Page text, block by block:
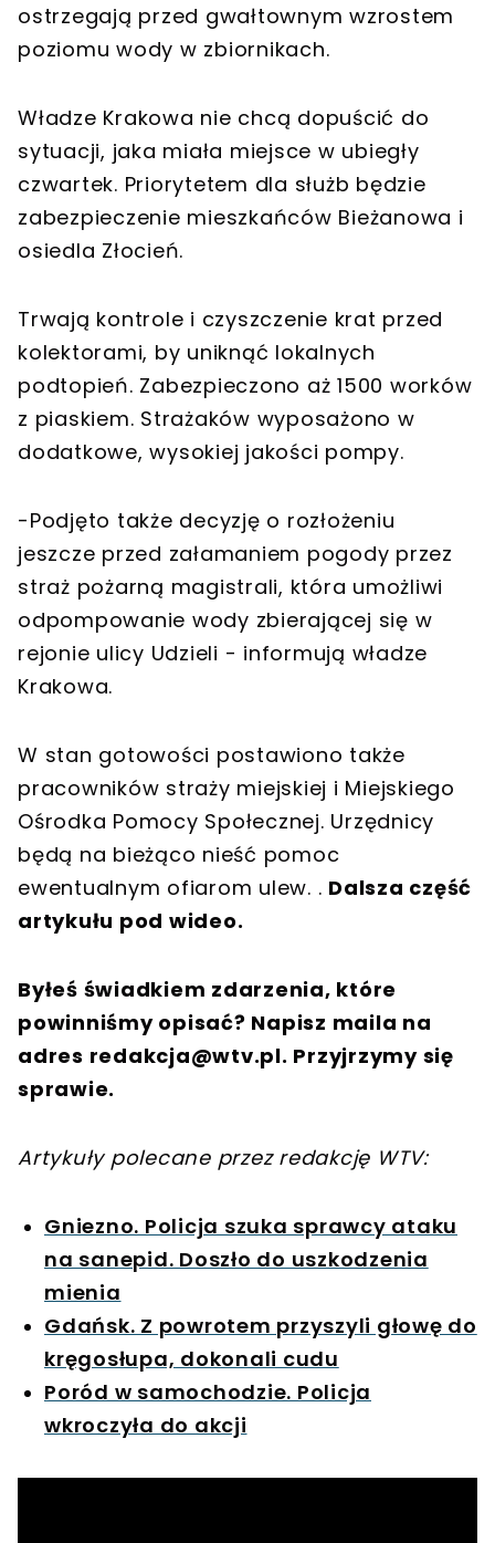
ostrzegają przed gwałtownym wzrostem
poziomu wody w zbiornikach.
Władze Krakowa nie chcą dopuścić do
sytuacji, jaka miała miejsce w ubiegły
czwartek. Priorytetem dla służb będzie
zabezpieczenie mieszkańców Bieżanowa i
osiedla Złocień.
Trwają kontrole i czyszczenie krat przed
kolektorami, by uniknąć lokalnych
podtopień. Zabezpieczono aż 1500 worków
z piaskiem. Strażaków wyposażono w
dodatkowe, wysokiej jakości pompy.
-Podjęto także decyzję o rozłożeniu
jeszcze przed załamaniem pogody przez
straż pożarną magistrali, która umożliwi
odpompowanie wody zbierającej się w
rejonie ulicy Udzieli - informują władze
Krakowa.
W stan gotowości postawiono także
pracowników straży miejskiej i Miejskiego
Ośrodka Pomocy Społecznej. Urzędnicy
będą na bieżąco nieść pomoc
ewentualnym ofiarom ulew. . Dalsza część
artykułu pod wideo.
Byłeś świadkiem zdarzenia, które
powinniśmy opisać? Napisz maila na
adres redakcja@wtv.pl. Przyjrzymy się
sprawie.
Artykuły polecane przez redakcję WTV:
Gniezno. Policja szuka sprawcy ataku
na sanepid. Doszło do uszkodzenia
mienia
Gdańsk. Z powrotem przyszyli głowę do
kręgosłupa, dokonali cudu
Poród w samochodzie. Policja
wkroczyła do akcji